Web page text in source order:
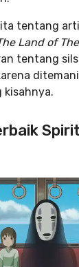
tentang
Land of
tentang
kisahnya.